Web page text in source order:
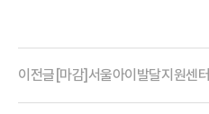
이전글